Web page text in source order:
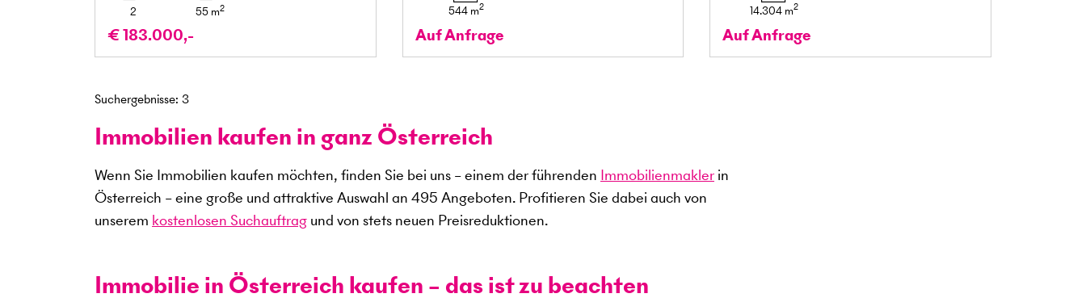
2 55 m2
€ 183.000,-
544 m2
Auf Anfrage
14.304 m2
Auf Anfrage
Suchergebnisse: 3
Immobilien kaufen in ganz Österreich
Wenn Sie Immobilien kaufen möchten, finden Sie bei uns – einem der führenden Immobilienmakler in
Österreich – eine große und attraktive Auswahl an 495 Angeboten. Profitieren Sie dabei auch von
unserem kostenlosen Suchauftrag und von stets neuen Preisreduktionen.
Immobilie in Österreich kaufen – das ist zu beachten